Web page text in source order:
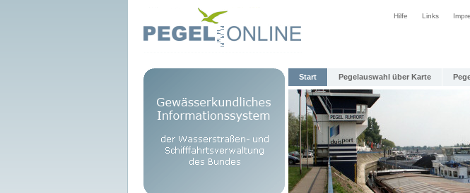
Hilfe Links
Start Pegelauswahl über Karte